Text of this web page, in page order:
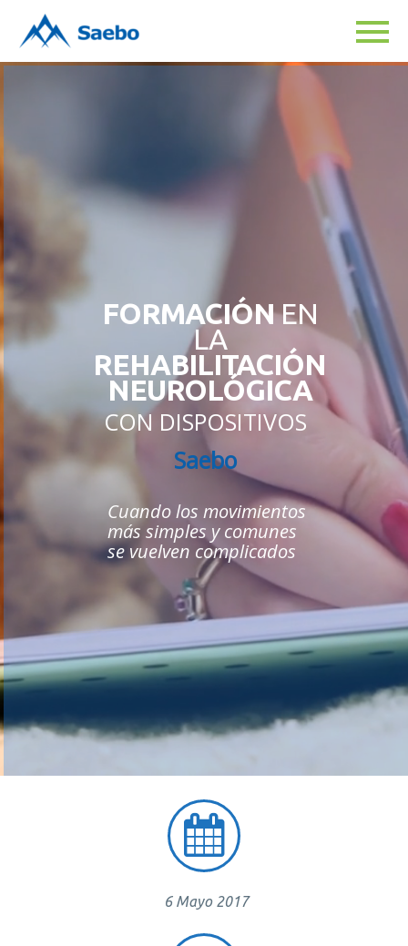
FORMACIÓNEN
LA
REHABILITACIÓN
NEUROLÓGICA
CON DISPOSITIVOS
Saebo
Cuando los movimientos
más simples y comunes
se vuelven complicados


6 Mayo 2017